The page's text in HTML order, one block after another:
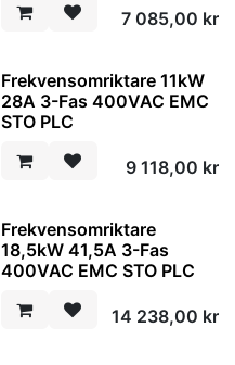
7 085,00 kr
Frekvensomriktare 11kW
28A 3-Fas 400VAC EMC
STO PLC
9 118,00 kr
Frekvensomriktare
18,5kW 41,5A 3-Fas
400VAC EMC STO PLC
14 238,00 kr